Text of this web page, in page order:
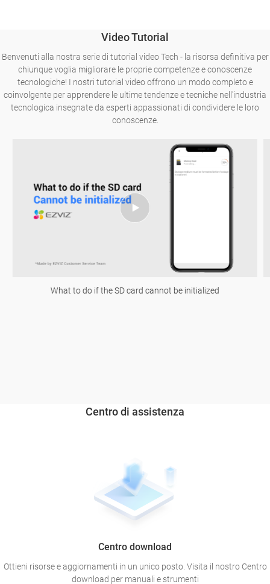
Video Tutorial
Benvenuti alla nostra serie di tutorial video Tech - la risorsa definitiva per
chiunque voglia migliorare le proprie competenze e conoscenze
tecnologiche! I nostri tutorial video offrono un modo completo e
coinvolgente per apprendere le ultime tendenze e tecniche nell'industria
tecnologica insegnate da esperti appassionati di condividere le loro
conoscenze.
What to do if the SD card cannot be initialized
Centro di assistenza
Centro download
Ottieni risorse e aggiornamenti in un unico posto. Visita il nostro Centro
download per manuali e strumenti